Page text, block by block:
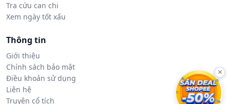
Tra cứu can chi
Xem ngày tốt xấu
Thông tin
Giới thiệu
Chính sách bảo mật
Điều khoản sử dụng
Liên hệ
Truyện cổ tích
×